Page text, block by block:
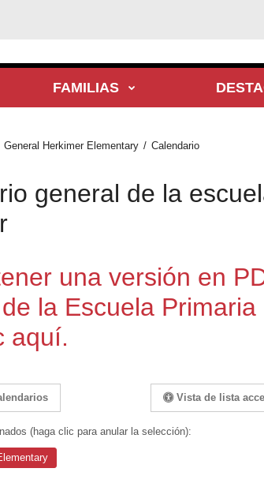
FAMILIAS
General Herkimer Elementary Calendario
general de la
una versión en
la Escuela
aquí.
Vista de lista
(haga clic para anular la selección):